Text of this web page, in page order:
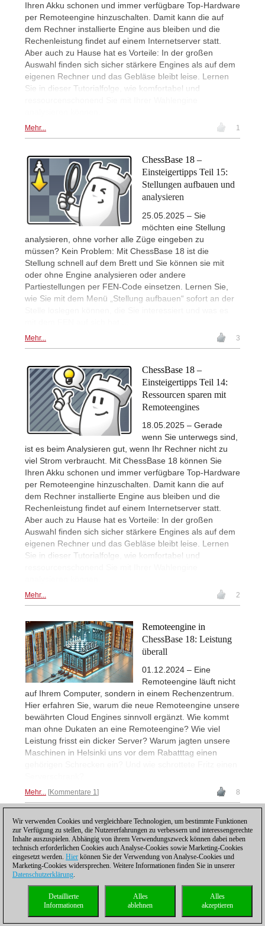
Ihren Akku schonen und immer verfügbare Top-Hardware
per Remoteengine hinzuschalten. Damit kann die auf
dem Rechner installierte Engine aus bleiben und die
Rechenleistung findet auf einem Internetserver statt.
Aber auch zu Hause hat es Vorteile: In der großen
Auswahl finden sich sicher stärkere Engines als auf dem
eigenen Rechner und das Gebläse bleibt leise. Lernen
Sie in dieser Tutorialfolge, wie komfortabel und
Mehr... 1
ChessBase 18 –
Einsteigertipps Teil 15:
Stellungen aufbauen und
analysieren
25.05.2025 – Sie
möchten eine Stellung
analysieren, ohne vorher alle Züge eingeben zu
müssen? Kein Problem: Mit ChessBase 18 ist die
Stellung schnell auf dem Brett und Sie können sie mit
oder ohne Engine analysieren oder andere
Partiestellungen per FEN-Code einsetzen. Lernen Sie,
wie Sie mit dem Menü „Stellung aufbauen“ sofort an der
Mehr... 3
ChessBase 18 –
Einsteigertipps Teil 14:
Ressourcen sparen mit
Remoteengines
18.05.2025 – Gerade
wenn Sie unterwegs sind,
ist es beim Analysieren gut, wenn Ihr Rechner nicht zu
viel Strom verbraucht. Mit ChessBase 18 können Sie
Ihren Akku schonen und immer verfügbare Top-Hardware
per Remoteengine hinzuschalten. Damit kann die auf
dem Rechner installierte Engine aus bleiben und die
Rechenleistung findet auf einem Internetserver statt.
Aber auch zu Hause hat es Vorteile: In der großen
Auswahl finden sich sicher stärkere Engines als auf dem
eigenen Rechner und das Gebläse bleibt leise. Lernen
Sie in dieser Tutorialfolge, wie komfortabel und
Mehr... 2
Remoteengine in
ChessBase 18: Leistung
überall
01.12.2024 – Eine
Remoteengine läuft nicht
auf Ihrem Computer, sondern in einem Rechenzentrum.
Hier erfahren Sie, warum die neue Remoteengine unsere
bewährten Cloud Engines sinnvoll ergänzt. Wie kommt
man ohne Dukaten an eine Remoteengine? Wie viel
Leistung frisst ein dicker Server? Warum jagten unsere
Maschinen in Helsinki uns vor dem Rabatttag einen
Mehr... Kommentare 1 8
1
Datenschutzhinweis| Kontakt| |Lizenzen
Compliance Hotline|
coldest news
Wir verwenden Cookies und vergleichbare Technologien, um bestimmte Funktionen
zur Verfügung zu stellen, die Nutzererfahrungen zu verbessern und interessengerechte
Inhalte auszuspielen. Abhängig von ihrem Verwendungszweck können dabei neben
technisch erforderlichen Cookies auch Analyse-Cookies sowie Marketing-Cookies
eingesetzt werden. Hier können Sie der Verwendung von Analyse-Cookies und
Marketing-Cookies widersprechen. Weitere Informationen finden Sie in unserer
Datenschutzerklärung.
Alles
akzeptieren
Alles
ablehnen
Detaillierte
Informationen